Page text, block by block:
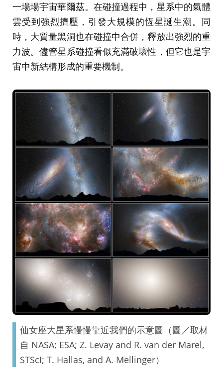
一場場宇宙華爾茲。在碰撞過程中，星系中的氣體
雲受到強烈擠壓，引發大規模的恆星誕生潮。同
時，大質量黑洞也在碰撞中合併，釋放出強烈的重
力波。儘管星系碰撞看似充滿破壞性，但它也是宇
宙中新結構形成的重要機制。
仙女座大星系慢慢靠近我們的示意圖（圖／取材
自 NASA; ESA; Z. Levay and R. van der Marel,
STScI; T. Hallas, and A. Mellinger）